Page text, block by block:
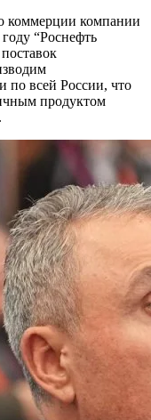
коммерции компании
“Роснефть
по всей России, что
продуктом